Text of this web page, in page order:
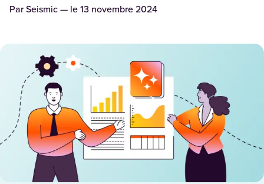
ParSeismic — le 13 novembre 2024